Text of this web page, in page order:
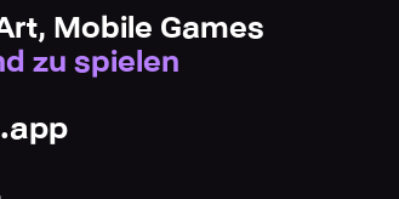
Mobile Games
zu spielen